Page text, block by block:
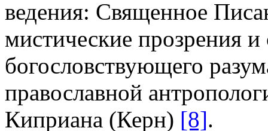
ведения: Священное
мистические прозрения
богословствующего
православной
Киприана (Керн) [8].